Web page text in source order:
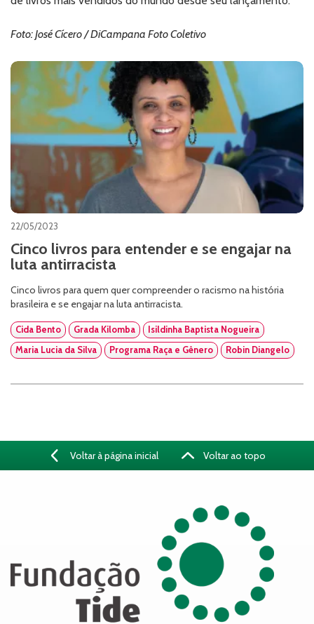
Foto: José Cícero / DiCampana Foto Coletivo
22/05/2023
Cinco livros para entender e se engajar na
luta antirracista
Cinco livros para quem quer compreender o racismo na história
brasileira e se engajar na luta antirracista.
Cida Bento Grada Kilomba
Isildinha Baptista Nogueira
Maria Lucia da Silva
Programa Raça e Gênero Robin Diangelo
Voltar à página inicial Voltar ao topo